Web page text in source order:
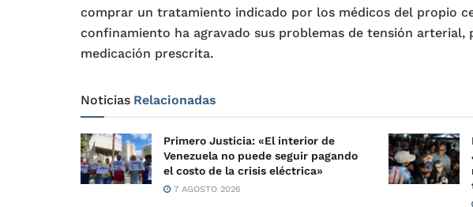
comprar un tratamiento indicado por los médicos del propio
confinamiento ha agravado sus problemas de tensión arterial,
medicación prescrita.
Noticias Relacionadas
Primero Justicia: «El interior de
Venezuela no puede seguir pagando
el costo de la crisis eléctrica»
7 AGOSTO 2026